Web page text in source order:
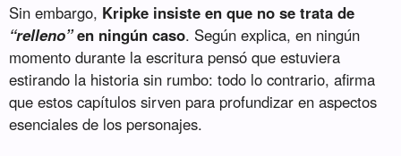
Sin embargo, Kripke insiste en que no se trata de
“relleno”en ningún caso. Según explica, en ningún
momento durante la escritura pensó que estuviera
estirando la historia sin rumbo: todo lo contrario, afirma
que estos capítulos sirven para profundizar en aspectos
esenciales de los personajes.